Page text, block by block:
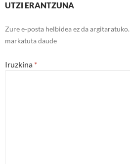
UTZI ERANTZUNA
Zure e-posta helbidea ez da argitaratuko.
markatuta daude
Iruzkina *